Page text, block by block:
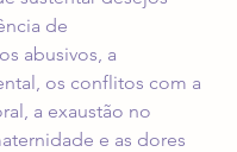
de
abusivos, a
os conflitos com a
a exaustão no
e as dores